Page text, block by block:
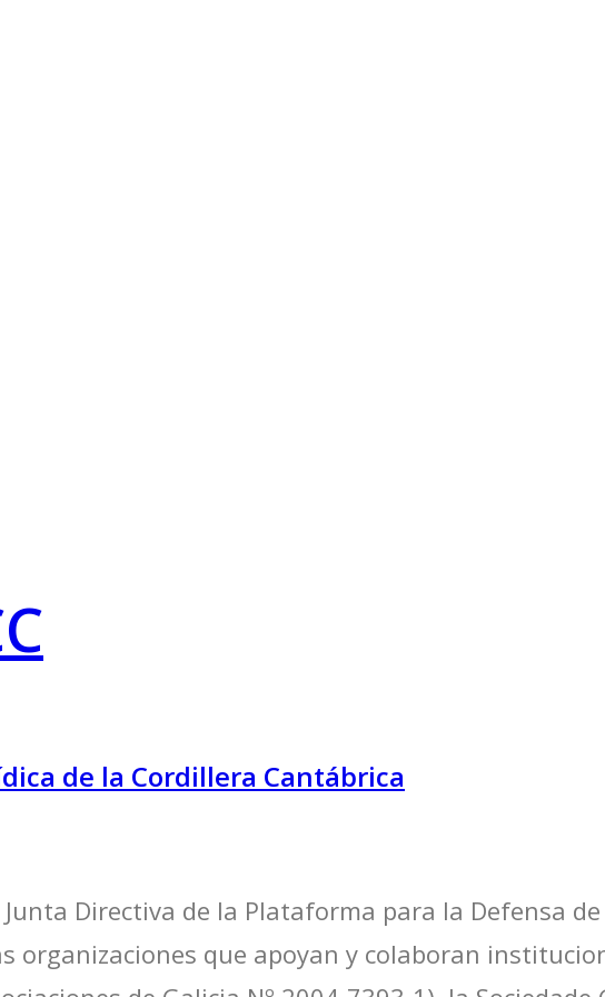
de la Cordillera Cantábrica
Directiva de la Plataforma para la Defensa
organizaciones que apoyan y colaboran